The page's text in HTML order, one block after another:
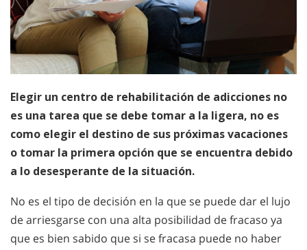
Elegir un centro de rehabilitación de adicciones no
es una tarea que se debe tomar a la ligera, no es
como elegir el destino de sus próximas vacaciones
o tomar la primera opción que se encuentra debido
a lo desesperante de la situación.
No es el tipo de decisión en la que se puede dar el lujo
de arriesgarse con una alta posibilidad de fracaso ya
que es bien sabido que si se fracasa puede no haber